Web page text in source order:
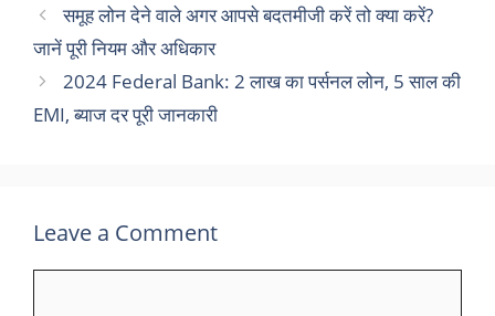
समूह लोन देने वाले अगर आपसे बदतमीजी करें तो क्या करें?
जानें पूरी नियम और अधिकार
2024 Federal Bank: 2 लाख का पर्सनल लोन, 5 साल की
EMI, ब्याज दर पूरी जानकारी
Leave a Comment